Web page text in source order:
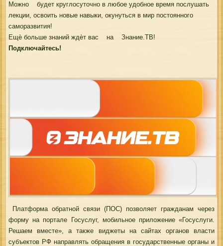
Можно будет круглосуточно в любое удобное время послушать
лекции, освоить новые навыки, окунуться в мир постоянного
саморазвития!
Ещѐ больше знаний ждѐт вас на Знание.ТВ!
Подключайтесь!
Платформа обратной связи (ПОС) позволяет гражданам через
форму на портале Госуслуг, мобильное приложение «Госуслуги.
Решаем вместе», а также виджеты на сайтах органов власти
субъектов РФ направлять обращения в государственные органы и